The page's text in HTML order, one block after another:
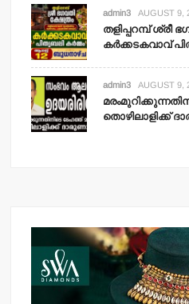
admin3 AUGUST 9,
തളിപ്പറമ്പ് ശ്രീ
കര്‍ക്കടകവാവ്
admin3 AUGUST 9,
തൊഴിലാളിക്ക്